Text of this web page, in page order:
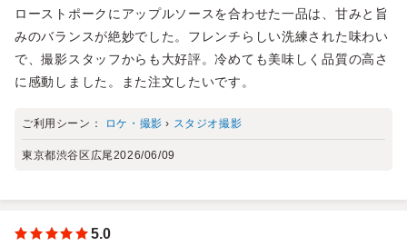
ローストポークにアップルソースを合わせた一品は、甘みと旨
みのバランスが絶妙でした。フレンチらしい洗練された味わい
で、撮影スタッフからも大好評。冷めても美味しく品質の高さ
に感動しました。また注文したいです。
ご利用シーン： ロケ・撮影 › スタジオ撮影
東京都渋谷区広尾2026/06/09
5.0